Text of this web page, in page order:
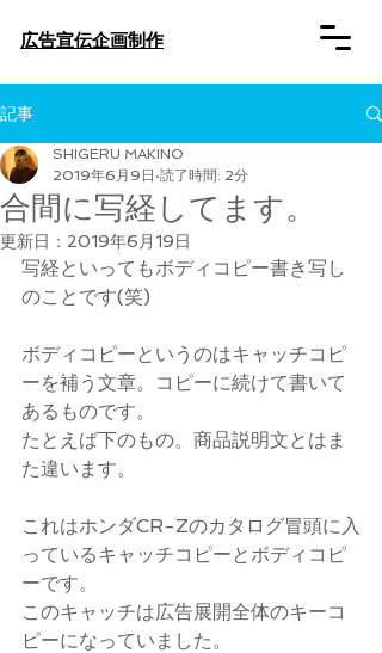
​広告宣伝企画制作
記事
合間に写経してます。
SHIGERU MAKINO
2019年6月9日 読了時間: 2分
更新日： 2019年6月19日
写経といってもボディコピー書き写し
のことです(笑)
ボディコピーというのはキャッチコピ
ーを補う文章。コピーに続けて書いて
あるものです。
たとえば下のもの。商品説明文とはま
た違います。
これはホンダCR-Zのカタログ冒頭に入
っているキャッチコピーとボディコピ
ーです。
このキャッチは広告展開全体のキーコ
ピーになっていました。